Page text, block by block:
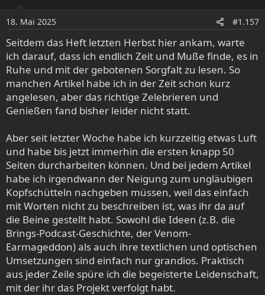
n
e
n
:
18. Mai 2025 #1.157
Seitdem das Heft letzten Herbst hier ankam, warte
ich darauf, dass ich endlich Zeit und Muße finde, es in
Ruhe und mit der gebotenen Sorgfalt zu lesen. So
manchen Artikel habe ich in der Zeit schon kurz
angelesen, aber das richtige Zelebrieren und
Genießen fand bisher leider nicht statt.
Aber seit letzter Woche habe ich kurzzeitig etwas Luft
und habe bis jetzt immerhin die ersten knapp 50
Seiten durcharbeiten können. Und bei jedem Artikel
habe ich irgendwann der Neigung zum ungläubigen
Kopfschütteln nachgeben müssen, weil das einfach
mit Worten nicht zu beschreiben ist, was ihr da auf
die Beine gestellt habt. Sowohl die Ideen (z.B. die
Brings-Podcast-Geschichte, der Venom-
Earmageddon) als auch ihre textlichen und optischen
Umsetzungen sind einfach nur grandios. Praktisch
aus jeder Zeile spüre ich die begeisterte Leidenschaft,
mit der ihr das Projekt verfolgt habt.